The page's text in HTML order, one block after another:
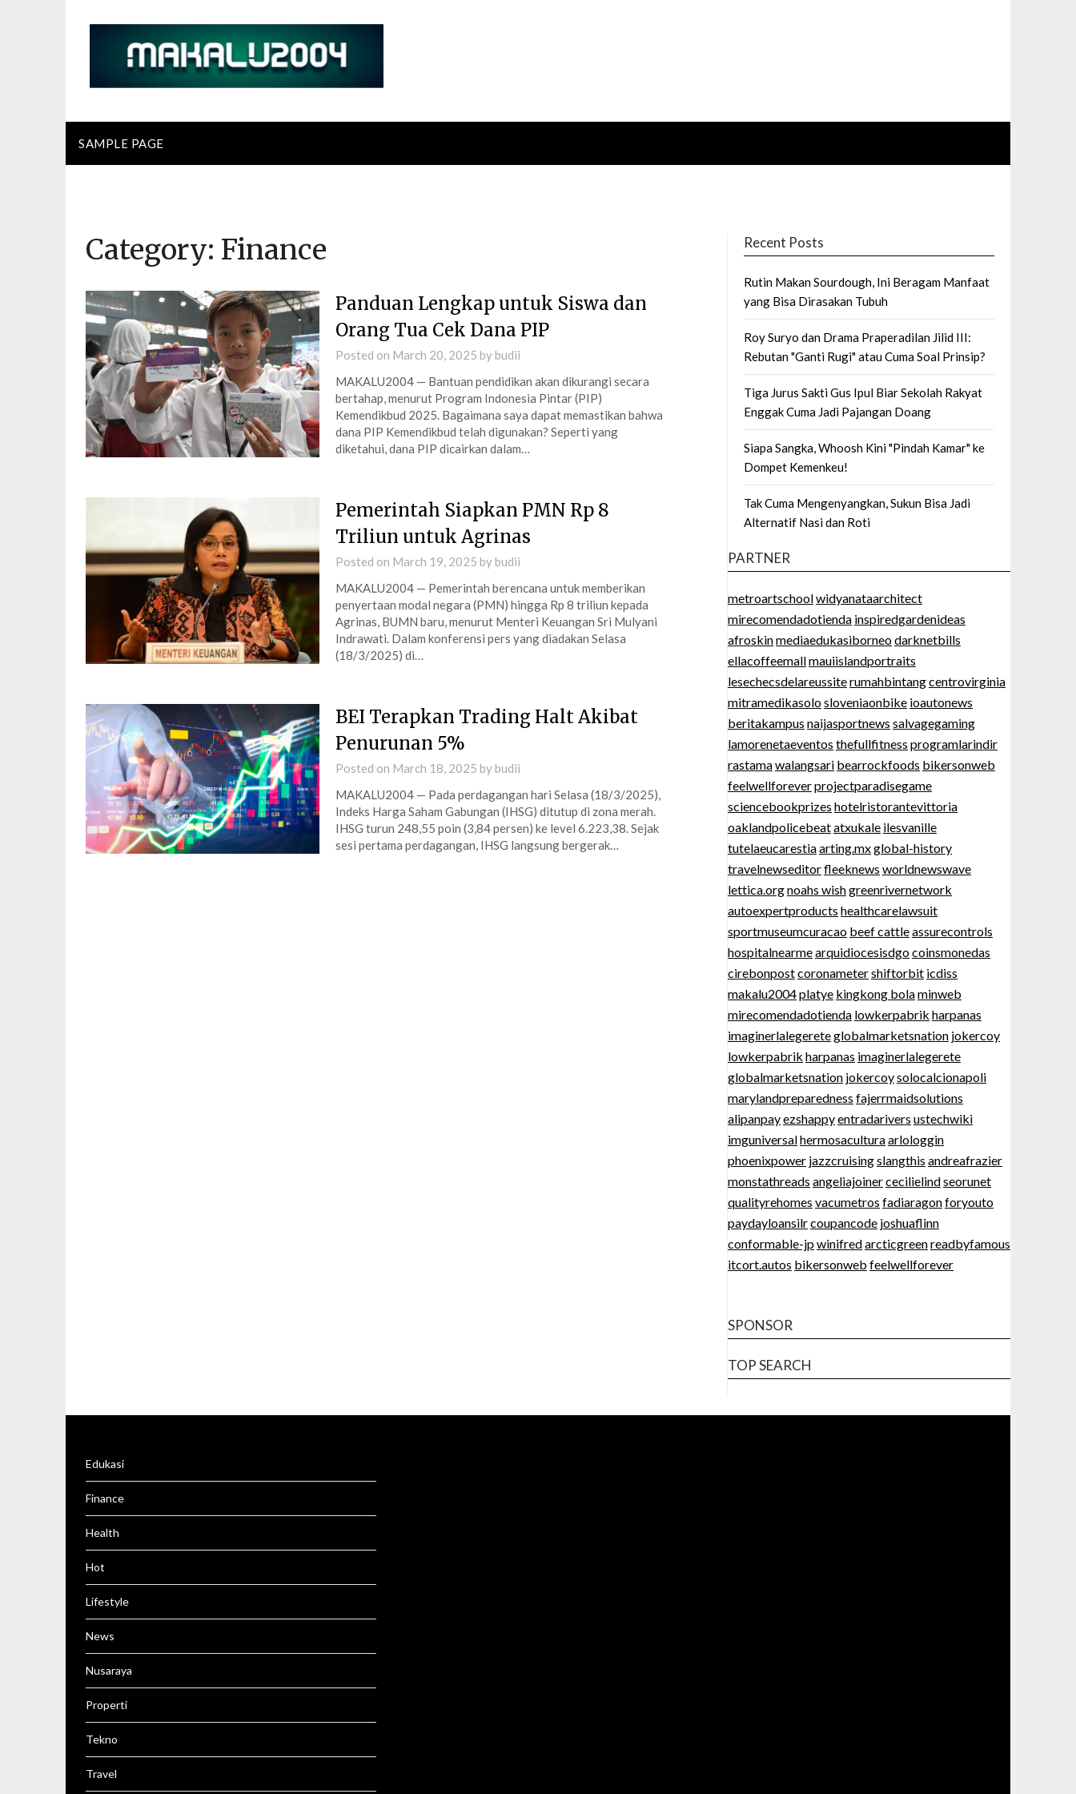
SAMPLE PAGE
Category: Finance
Panduan Lengkap untuk Siswa dan
Orang Tua Cek Dana PIP
Posted on March 20, 2025 bybudii
MAKALU2004 — Bantuan pendidikan akan dikurangi secara
bertahap, menurut Program Indonesia Pintar (PIP)
Kemendikbud 2025. Bagaimana saya dapat memastikan bahwa
dana PIP Kemendikbud telah digunakan? Seperti yang
diketahui, dana PIP dicairkan dalam…
Pemerintah Siapkan PMN Rp 8
Triliun untuk Agrinas
Posted on March 19, 2025 bybudii
MAKALU2004 — Pemerintah berencana untuk memberikan
penyertaan modal negara (PMN) hingga Rp 8 triliun kepada
Agrinas, BUMN baru, menurut Menteri Keuangan Sri Mulyani
Indrawati. Dalam konferensi pers yang diadakan Selasa
(18/3/2025) di…
BEI Terapkan Trading Halt Akibat
Penurunan 5%
Posted on March 18, 2025 bybudii
MAKALU2004 — Pada perdagangan hari Selasa (18/3/2025),
Indeks Harga Saham Gabungan (IHSG) ditutup di zona merah.
IHSG turun 248,55 poin (3,84 persen) ke level 6.223,38. Sejak
sesi pertama perdagangan, IHSG langsung bergerak…
Recent Posts
Rutin Makan Sourdough, Ini Beragam Manfaat
yang Bisa Dirasakan Tubuh
Roy Suryo dan Drama Praperadilan Jilid III:
Rebutan "Ganti Rugi" atau Cuma Soal Prinsip?
Tiga Jurus Sakti Gus Ipul Biar Sekolah Rakyat
Enggak Cuma Jadi Pajangan Doang
Siapa Sangka, Whoosh Kini "Pindah Kamar" ke
Dompet Kemenkeu!
Tak Cuma Mengenyangkan, Sukun Bisa Jadi
Alternatif Nasi dan Roti
PARTNER
metroartschoolwidyanataarchitect
mirecomendadotienda inspiredgardenideas
afroskinmediaedukasiborneodarknetbills
ellacoffeemallmauiislandportraits
lesechecsdelareussiterumahbintangcentrovirginia
mitramedikasolosloveniaonbike ioautonews
beritakampus naijasportnews salvagegaming
lamorenetaeventos thefullfitness programlarindir
rastamawalangsari bearrockfoods bikersonweb
feelwellforeverprojectparadisegame
sciencebookprizes hotelristorantevittoria
oaklandpolicebeatatxukale ilesvanille
tutelaeucarestiaarting.mxglobal-history
travelnewseditorfleeknews worldnewswave
lettica.orgnoahs wishgreenrivernetwork
autoexpertproducts healthcarelawsuit
sportmuseumcuracao beef cattleassurecontrols
hospitalnearmearquidiocesisdgocoinsmonedas
cirebonpostcoronametershiftorbit icdiss
makalu2004platye kingkong bolaminweb
mirecomendadotienda lowkerpabrik harpanas
imaginerlalegereteglobalmarketsnation jokercoy
lowkerpabrik harpanas imaginerlalegerete
globalmarketsnation jokercoysolocalcionapoli
marylandpreparedness fajerrmaidsolutions
alipanpayezshappyentradarivers ustechwiki
imguniversalhermosaculturaarlologgin
phoenixpower jazzcruisingslangthis andreafrazier
monstathreads angeliajoinercecilielindseorunet
qualityrehomes vacumetros fadiaragonforyouto
paydayloansilrcoupancode joshuaflinn
conformable-jpwinifredarcticgreenreadbyfamous
itcort.autos bikersonweb feelwellforever
SPONSOR
TOP SEARCH
Edukasi
Finance
Health
Hot
Lifestyle
News
Nusaraya
Properti
Tekno
Travel